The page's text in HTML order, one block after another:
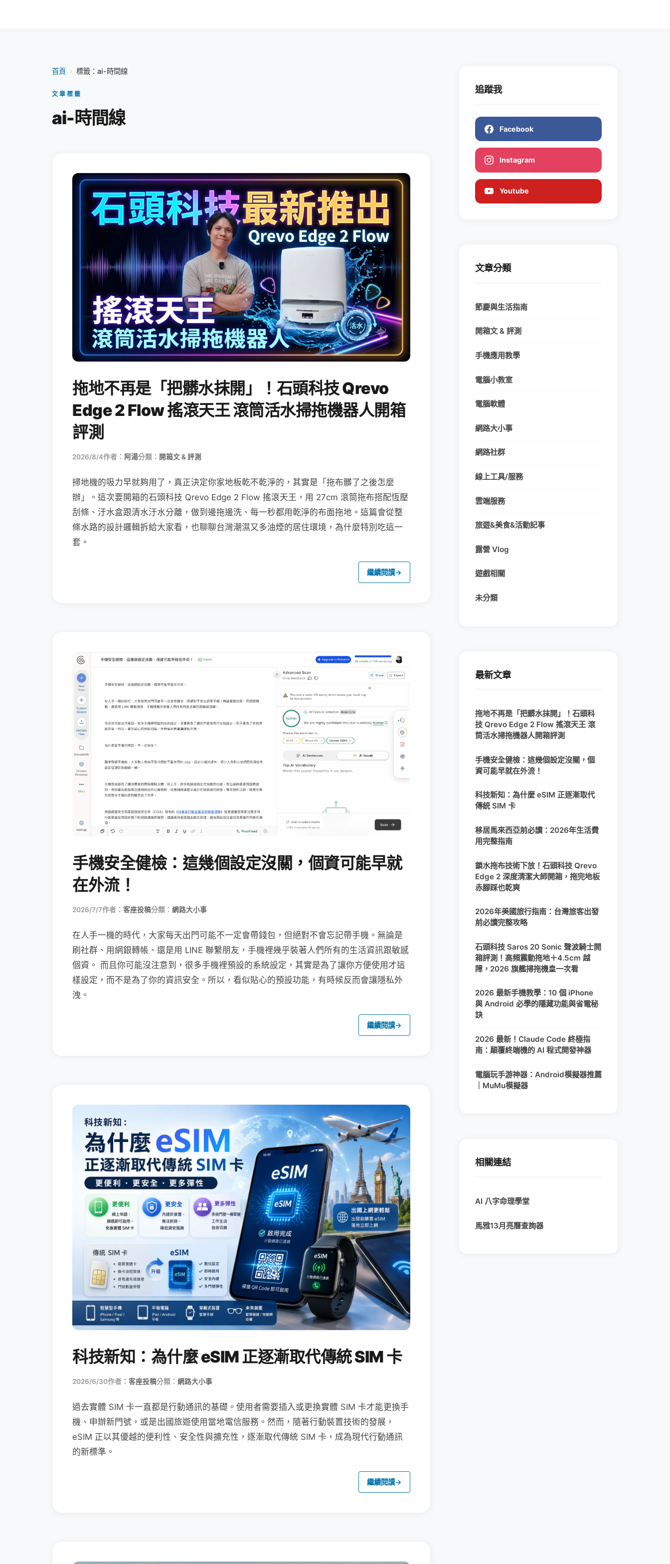
首頁 › 標籤：ai-時間線
文章標籤
ai-時間線
拖地不再是「把髒水抹開」！石頭科技 Qrevo
Edge 2 Flow 搖滾天王 滾筒活水掃拖機器人開箱
評測
2026/8/4作者： 阿湯分類： 開箱文 & 評測
掃地機的吸力早就夠用了，真正決定你家地板乾不乾淨的，其實是「拖布髒了之後怎麼
辦」。這次要開箱的石頭科技 Qrevo Edge 2 Flow 搖滾天王，用 27cm 滾筒拖布搭配恆壓
刮條、汙水盒跟清水汙水分離，做到邊拖邊洗、每一秒都用乾淨的布面拖地。這篇會從整
條水路的設計邏輯拆給大家看，也聊聊台灣潮濕又多油煙的居住環境，為什麼特別吃這一
套。
繼續閱讀→
手機安全健檢：這幾個設定沒關，個資可能早就
在外流！
2026/7/7作者： 客座投稿分類： 網路大小事
在人手一機的時代，大家每天出門可能不一定會帶錢包，但絕對不會忘記帶手機。無論是
刷社群、用網銀轉帳、還是用 LINE 聯繫朋友，手機裡幾乎裝著人們所有的生活資訊跟敏感
個資。 而且你可能沒注意到，很多手機裡預設的系統設定，其實是為了讓你方便使用才這
樣設定，而不是為了你的資訊安全。所以，看似貼心的預設功能，有時候反而會讓隱私外
洩。
繼續閱讀→
科技新知：為什麼 eSIM 正逐漸取代傳統 SIM 卡
2026/6/30作者： 客座投稿分類： 網路大小事
過去實體 SIM 卡一直都是行動通訊的基礎。使用者需要插入或更換實體 SIM 卡才能更換手
機、申辦新門號，或是出國旅遊使用當地電信服務。然而，隨著行動裝置技術的發展，
eSIM 正以其優越的便利性、安全性與擴充性，逐漸取代傳統 SIM 卡，成為現代行動通訊
的新標準。
繼續閱讀→
追蹤我
Facebook
Instagram
Youtube
文章分類
節慶與生活指南
開箱文 & 評測
手機應用教學
電腦小教室
電腦軟體
網路大小事
網路社群
線上工具/服務
雲端服務
旅遊&美食&活動記事
露營 Vlog
遊戲相關
未分類
最新文章
拖地不再是「把髒水抹開」！石頭科
技 Qrevo Edge 2 Flow 搖滾天王 滾
筒活水掃拖機器人開箱評測
手機安全健檢：這幾個設定沒關，個
資可能早就在外流！
科技新知：為什麼 eSIM 正逐漸取代
傳統 SIM 卡
移居馬來西亞前必讀：2026年生活費
用完整指南
鎖水拖布技術下放！石頭科技 Qrevo
Edge 2 深度清潔大師開箱，拖完地板
赤腳踩也乾爽
2026年美國旅行指南：台灣旅客出發
前必讀完整攻略
石頭科技 Saros 20 Sonic 聲波騎士開
箱評測！高頻震動拖地＋4.5cm 越
障，2026 旗艦掃拖機皇一次看
2026 最新手機教學：10 個 iPhone
與 Android 必學的隱藏功能與省電秘
訣
2026 最新！Claude Code 終極指
南：顛覆終端機的 AI 程式開發神器
電腦玩手游神器：Android模擬器推薦
｜MuMu模擬器
相關連結
AI 八字命理學堂
馬雅13月亮曆查詢器